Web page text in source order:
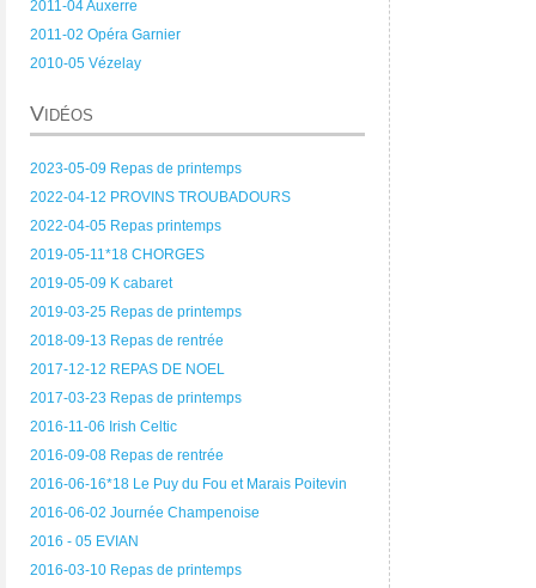
2011-04 Auxerre
2011-02 Opéra Garnier
2010-05 Vézelay
Vidéos
2023-05-09 Repas de printemps
2022-04-12 PROVINS TROUBADOURS
2022-04-05 Repas printemps
2019-05-11*18 CHORGES
2019-05-09 K cabaret
2019-03-25 Repas de printemps
2018-09-13 Repas de rentrée
2017-12-12 REPAS DE NOEL
2017-03-23 Repas de printemps
2016-11-06 Irish Celtic
2016-09-08 Repas de rentrée
2016-06-16*18 Le Puy du Fou et Marais Poitevin
2016-06-02 Journée Champenoise
2016 - 05 EVIAN
2016-03-10 Repas de printemps